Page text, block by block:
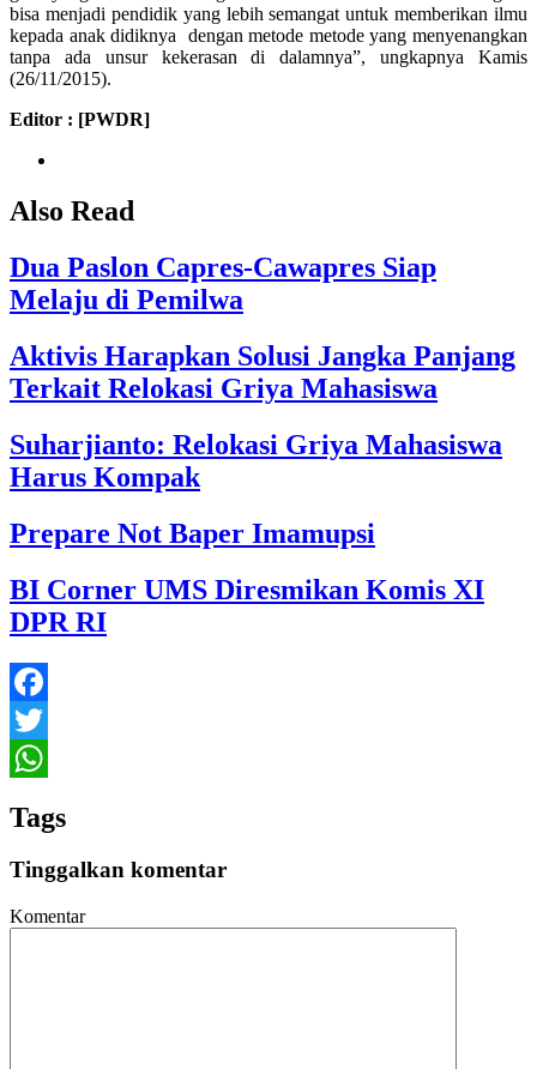
bisa menjadi pendidik yang lebih semangat untuk memberikan ilmu
kepada anak didiknya dengan metode metode yang menyenangkan
tanpa ada unsur kekerasan di dalamnya”, ungkapnya Kamis
(26/11/2015).
Editor : [PWDR]
Also Read
Dua Paslon Capres-Cawapres Siap
Melaju di Pemilwa
Aktivis Harapkan Solusi Jangka Panjang
Terkait Relokasi Griya Mahasiswa
Suharjianto: Relokasi Griya Mahasiswa
Harus Kompak
Prepare Not Baper Imamupsi
BI Corner UMS Diresmikan Komis XI
DPR RI
Facebook
Twitter
Tags
Tinggalkan komentar
Komentar